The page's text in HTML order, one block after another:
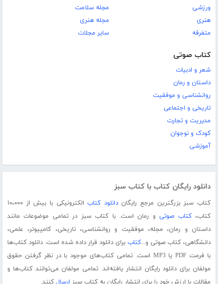
ورزشی
هنری
متفرقه
مجله سلامت
مجله هنری
سایر مجلات
کتاب صوتی
شعر و ادبیات
داستان و رمان
روانشناسی و موفقیت
تاریخی و اجتماعی
مدیریت و تجارت
کودک و نوجوان
آموزشی
دانلود رایگان کتاب با کتاب سبز
کتاب سبز بزرگترین مرجع رایگاندانلود کتاب
الکترونیکی با بیش از ۱۰،۰۰۰
کتاب،کتاب صوتی و رمان است. با کتاب سبز در تمامی موضوعات مانند
داستان و رمان، مجله، موفقیت و روانشناسی، تاریخی، کامپیوتر، علمی،
دانشگاهی، کتاب صوتی و...کتاب برای دانلود قرار داده شده است. دانلود کتاب‌ها
با فرمت PDF یا MP3 است. تمامی کتاب‌های موجود با در نظر گرفتن حقوق
مولفان برای دانلود رایگان انتشار یافته‌اند. تمامی مولفان می‌توانند کتاب‌ها و
مقالات با ارزش خود را برای انتشار رایگان به کتاب سبز ارسال کنند.